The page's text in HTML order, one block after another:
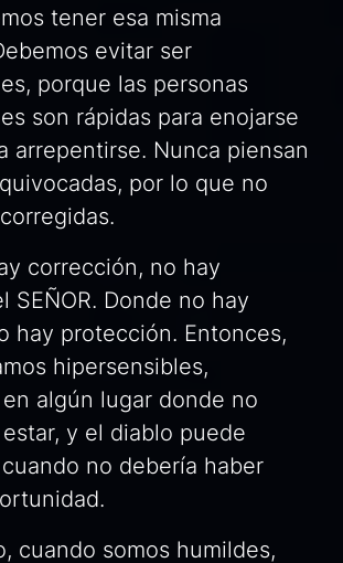
tener esa misma
evitar ser
porque las personas
son rápidas para enojarse
arrepentirse. Nunca piensan
por lo que no
corrección, no hay
SEÑOR. Donde no hay
hay protección. Entonces,
hipersensibles,
algún lugar donde no
y el diablo puede
no debería haber
cuando somos humildes,